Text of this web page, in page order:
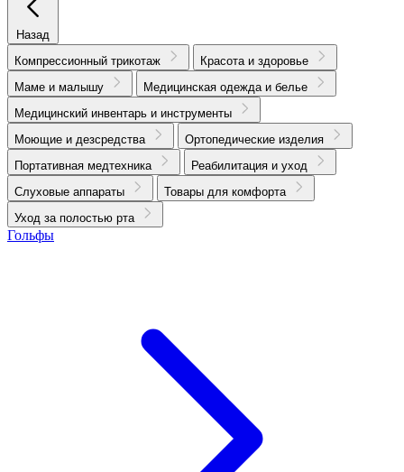
Назад
Компрессионный трикотаж
Красота и здоровье
Маме и малышу
Медицинская одежда и белье
Медицинский инвентарь и инструменты
Моющие и дезсредства
Ортопедические изделия
Портативная медтехника
Реабилитация и уход
Слуховые аппараты
Товары для комфорта
Уход за полостью рта
Гольфы